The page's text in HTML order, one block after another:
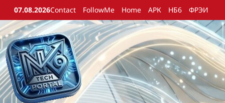
Перейти
содержимому
07.08.2026Contact FollowMe Home АРК НБ6 ФРЭИ